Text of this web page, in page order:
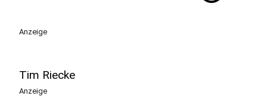
Anzeige
Tim Riecke
Anzeige